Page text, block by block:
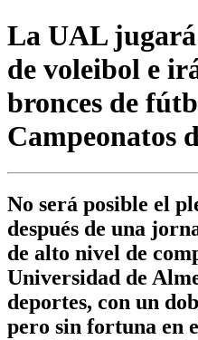
La UAL jugará
de voleibol e
bronces de
Campeonatos
No será posible el
después de una
de alto nivel de
Universidad de
deportes, con un
pero sin fortuna en